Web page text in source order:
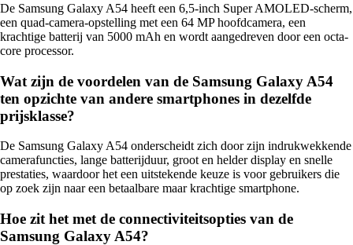
De Samsung Galaxy A54 heeft een 6,5-inch Super AMOLED-scherm,
een quad-camera-opstelling met een 64 MP hoofdcamera, een
krachtige batterij van 5000 mAh en wordt aangedreven door een octa-
core processor.
Wat zijn de voordelen van de Samsung Galaxy A54
ten opzichte van andere smartphones in dezelfde
prijsklasse?
De Samsung Galaxy A54 onderscheidt zich door zijn indrukwekkende
camerafuncties, lange batterijduur, groot en helder display en snelle
prestaties, waardoor het een uitstekende keuze is voor gebruikers die
op zoek zijn naar een betaalbare maar krachtige smartphone.
Hoe zit het met de connectiviteitsopties van de
Samsung Galaxy A54?